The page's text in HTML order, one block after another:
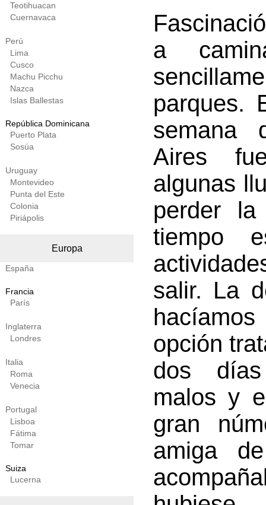
Teotihuacan
Cuernavaca
Perú
Lima
Cusco
Machu Picchu
Nazca
Islas Ballestas
República Dominicana
Puerto Plata
Sosúa
Uruguay
Montevideo
Punta del Este
Colonia
Piriápolis
Europa
España
Francia
París
Inglaterra
Londres
Italia
Roma
Venecia
Portugal
Lisboa
Fátima
Tomar
Suiza
Lucerna
a
parques.
semana
Aires
algunas
perder
tiempo
salir. La
opción
dos días
malos y
gran
amiga